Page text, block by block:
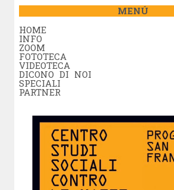
MENÚ
HOME
INFO
ZOOM
FOTOTECA
VIDEOTECA
DICONO DI NOI
SPECIALI
PARTNER